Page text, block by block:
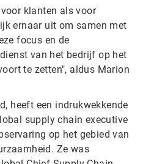
klanten als voor
ernaar uit om samen met
focus en de
van het bedrijf op het
te zetten", aldus Marion
heeft een indrukwekkende
supply chain executive
op het gebied van
Ze was